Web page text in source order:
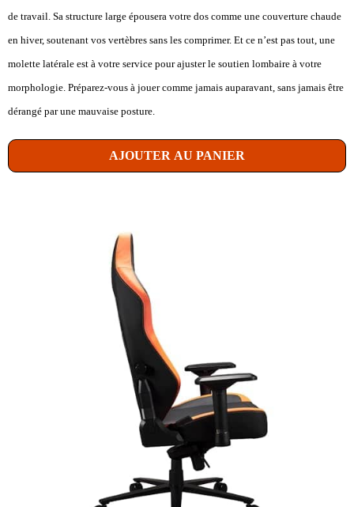
de travail. Sa structure large épousera votre dos comme une couverture chaude
en hiver, soutenant vos vertèbres sans les comprimer. Et ce n’est pas tout, une
molette latérale est à votre service pour ajuster le soutien lombaire à votre
morphologie. Préparez-vous à jouer comme jamais auparavant, sans jamais être
dérangé par une mauvaise posture.
AJOUTER AU PANIER